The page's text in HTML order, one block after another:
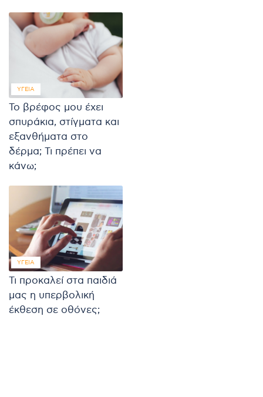
ΥΓΕΊΑ
Το βρέφος μου έχει
σπυράκια, στίγματα και
εξανθήματα στο
δέρμα; Τι πρέπει να
κάνω;
ΥΓΕΊΑ
Τι προκαλεί στα παιδιά
μας η υπερβολική
έκθεση σε οθόνες;